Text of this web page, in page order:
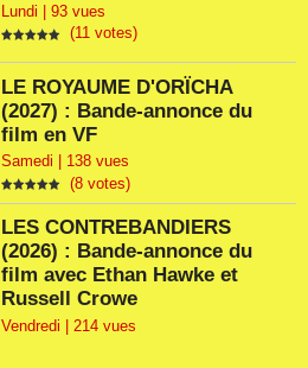
Lundi | 93 vues
(11 votes)
LE ROYAUME D'ORÏCHA
(2027) : Bande-annonce du
film en VF
Samedi | 138 vues
(8 votes)
LES CONTREBANDIERS
(2026) : Bande-annonce du
film avec Ethan Hawke et
Russell Crowe
Vendredi | 214 vues